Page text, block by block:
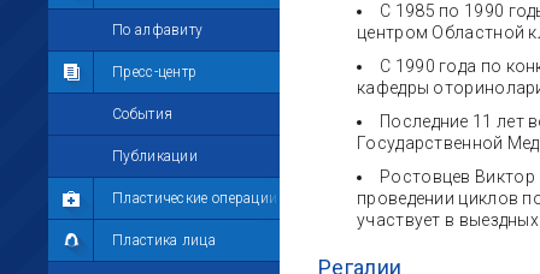
По алфавиту
Пресс-центр
События
Публикации
Пластические операции
Пластика лица
Мои комментарии
Мои друзья
Моё избранное
Мои настройки
С 1985 по 1990
центром Областной
С 1990 года по
кафедры
Последние 11 лет
Государственной
Ростовцев Виктор
проведении циклов
участвует в
Регалии